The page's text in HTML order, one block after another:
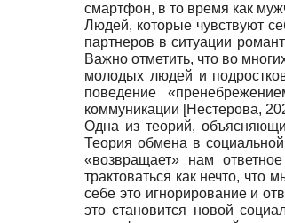
смартфон, в то время как
Людей, которые чувствуют
партнеров в ситуации
Важно отметить, что во
молодых людей и
поведение
коммуникации [Нестерова,
Одна из теорий,
Теория обмена в социальной
«возвращает» нам
трактоваться как нечто,
себе это игнорирование и
это становится новой